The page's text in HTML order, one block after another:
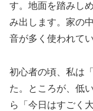
す。地面を踏みし
み出します。家の
音が多く使われて
初心者の頃、私は
た。ところが、低
ら「今日はすごく